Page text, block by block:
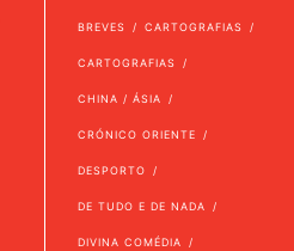
BREVES CARTOGRAFIAS
CARTOGRAFIAS
CHINA / ÁSIA
CRÓNICO ORIENTE
DESPORTO
DE TUDO E DE NADA
DIVINA COMÉDIA